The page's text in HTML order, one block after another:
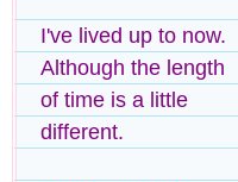
I've lived up to now.
Although the length
of time is a little
different.